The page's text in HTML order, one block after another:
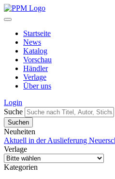
Startseite
News
Katalog
Vorschau
Händler
Verlage
Über uns
Login
Suche
Neuheiten
Aktuell in der Auslieferung
Verlage
Kategorien